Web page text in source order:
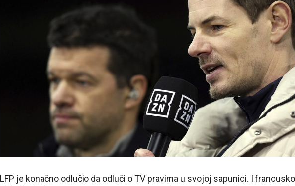
LFP je konačno odlučio da odluči o TV pravima u svojoj sapunici. I